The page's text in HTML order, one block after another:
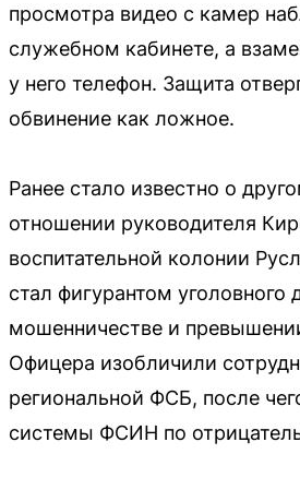
просмотра видео с камер
служебном кабинете, а
у него телефон. Защита
обвинение как ложное.
Ранее стало известно о
отношении руководителя
воспитательной колонии
стал фигурантом уголовного
мошенничестве и
Офицера изобличили
региональной ФСБ, после
системы ФСИН по